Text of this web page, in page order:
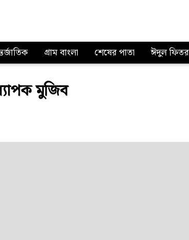
গ্রাম বাংলা শেষের পাতা ঈদুল ফিতর
মুজিব